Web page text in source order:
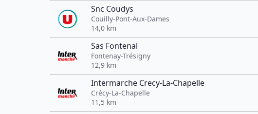
Snc Coudys
Couilly-Pont-Aux-Dames
14,0 km
Sas Fontenal
Fontenay-Trésigny
12,9 km
Intermarche Crecy-La-Chapelle
Crécy-La-Chapelle
11,5 km